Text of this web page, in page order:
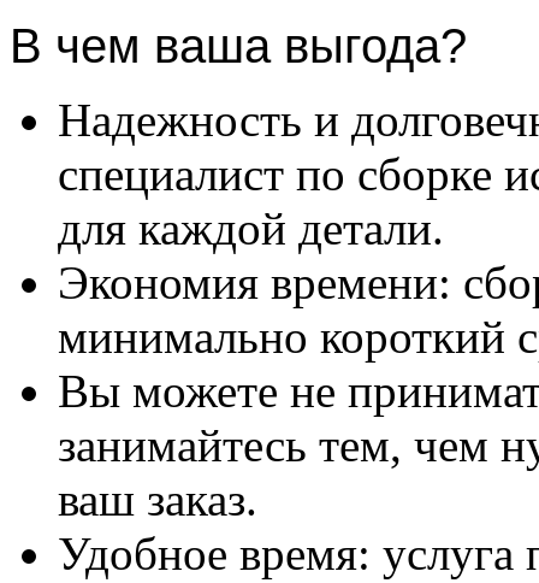
В чем ваша выгода?
Надежность и
специалист по сборке
для каждой детали.
Экономия времени:
минимально короткий
Вы можете не
занимайтесь тем, чем
ваш заказ.
Удобное время: услуга